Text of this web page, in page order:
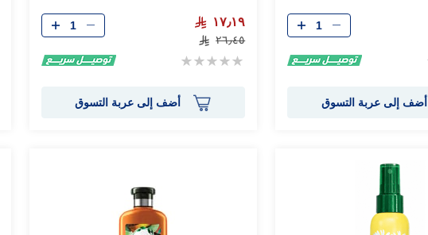
الكمية
أضف إلى عربة التسوق
١٧٫١٩
٢٦٫٤٥
Rating:
الكمية
أضف إلى عربة التسوق